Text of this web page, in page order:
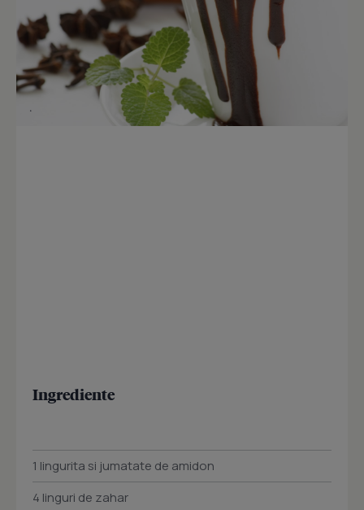
Ingrediente
1 lingurita si jumatate de amidon
4 linguri de zahar